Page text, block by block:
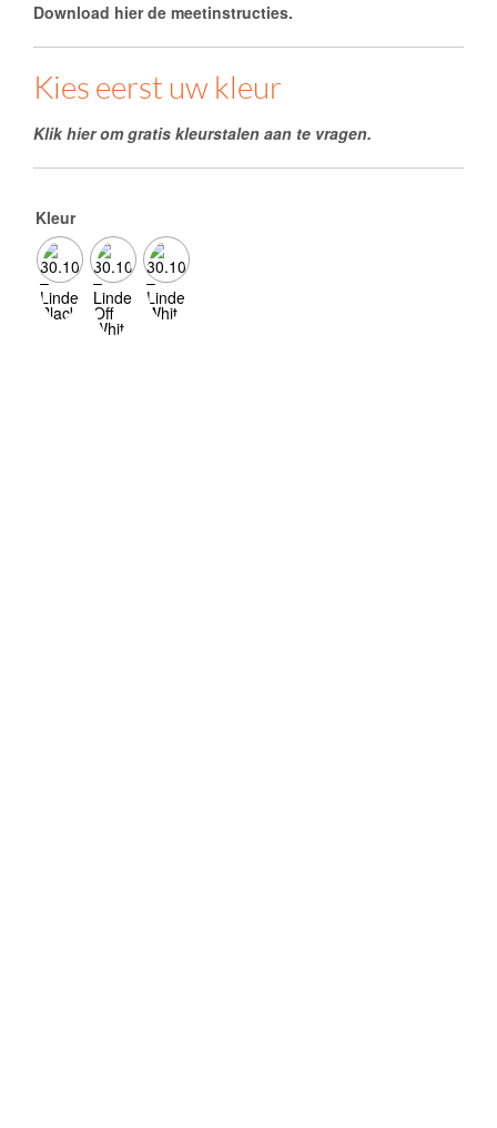
Download hier de meetinstructies.
Kies eerst uw kleur
Klik hier om gratis kleurstalen aan te vragen.
Kleur